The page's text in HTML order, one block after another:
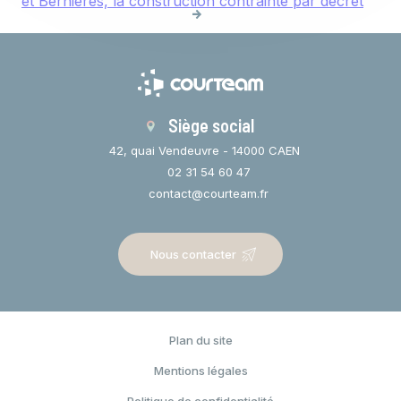
Espace privé
Siège social
42, quai Vendeuvre - 14000 CAEN
02 31 54 60 47
contact@courteam.fr
Nous contacter
Plan du site
Mentions légales